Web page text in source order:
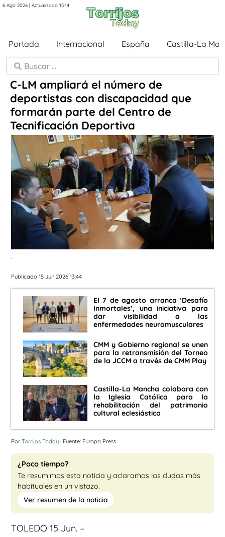
6 Ago 2026 | Actualizado 15:14
Portada Internacional España Castilla-La
C-LM ampliará el número de
deportistas con discapacidad que
formarán parte del Centro de
Tecnificación Deportiva
.
Publicado 15 Jun 2026 13:44
El 7 de agosto arranca ‘Desafío
Inmortales’, una iniciativa para
dar visibilidad a las
enfermedades neuromusculares
CMM y Gobierno regional se unen
para la retransmisión del Torneo
de la JCCM a través de CMM Play
Castilla-La Mancha colabora con
la Iglesia Católica para la
rehabilitación del patrimonio
cultural eclesiástico
Por Torrijos Today · Fuente: Europa Press
¿Poco tiempo?
Te resumimos esta noticia y aclaramos las dudas más
habituales en un vistazo.
Ver resumen de la noticia
TOLEDO 15 Jun. –